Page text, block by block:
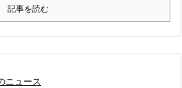
記事を読む
ニュース